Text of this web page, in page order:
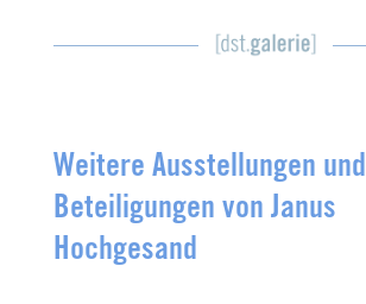
Weitere Ausstellungen und
Beteiligungen von Janus
Hochgesand